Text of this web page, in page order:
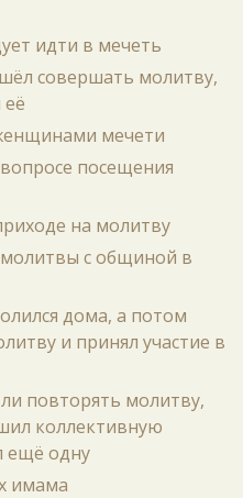
идти в мечеть
совершать молитву,
мечети
посещения
на молитву
с общиной в
дома, а потом
и принял участие в
повторять молитву,
коллективную
ещё одну
имама